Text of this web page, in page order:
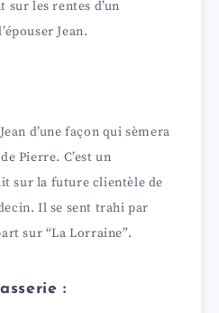
sur les rentes d’un
Jean.
d’une façon qui sèmera
Pierre. C’est un
sur la future clientèle de
Il se sent trahi par
sur “La Lorraine”.
: